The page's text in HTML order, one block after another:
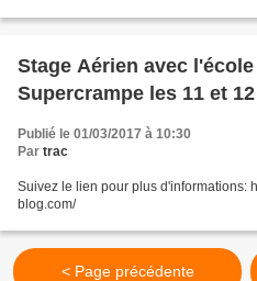
Stage Aérien avec
Supercrampe les 11 et
Publié le 01/03/2017 à 10:30
Par trac
Suivez le lien pour plus d'informations:
blog.com/
< Page précédente